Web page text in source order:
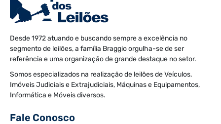
Desde 1972 atuando e buscando sempre a excelência no
segmento de leilões, a família Braggio orgulha-se de ser
referência e uma organização de grande destaque no setor.
Somos especializados na realização de leilões de Veículos,
Imóveis Judiciais e Extrajudiciais, Máquinas e Equipamentos,
Informática e Móveis diversos.
Fale Conosco